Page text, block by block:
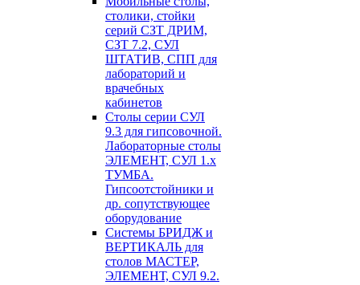
столики, стойки
серий СЗТ ДРИМ,
СЗТ 7.2, СУЛ
ШТАТИВ, СПП для
лабораторий и
врачебных
кабинетов
Столы серии СУЛ
9.3 для гипсовочной.
Лабораторные столы
ЭЛЕМЕНТ, СУЛ 1.х
ТУМБА.
Гипсоотстойники и
др. сопутствующее
оборудование
Системы БРИДЖ и
ВЕРТИКАЛЬ для
столов МАСТЕР,
ЭЛЕМЕНТ, СУЛ 9.2.